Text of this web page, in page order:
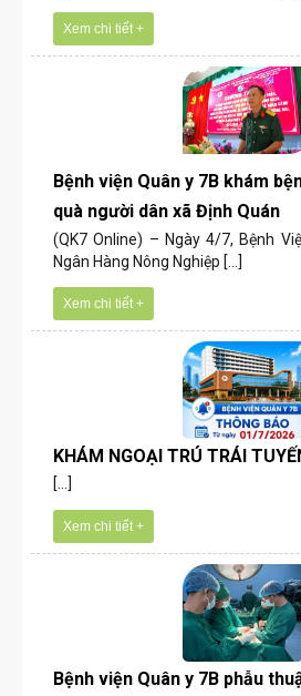
Xem chi tiết +
Bệnh viện Quân y 7B khám
quà người dân xã Định Quán
(QK7 Online) – Ngày 4/7, Bệnh
Ngân Hàng Nông Nghiệp [...]
Xem chi tiết +
KHÁM NGOẠI TRÚ TRÁI
[...]
Xem chi tiết +
Bệnh viện Quân y 7B phẫu